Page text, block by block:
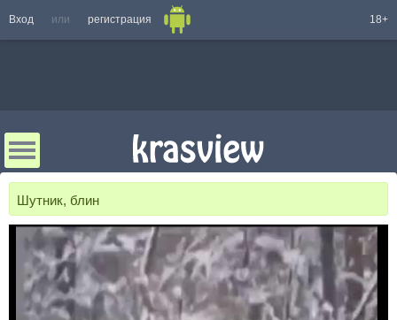
Вход или регистрация 18+
Шутник, блин